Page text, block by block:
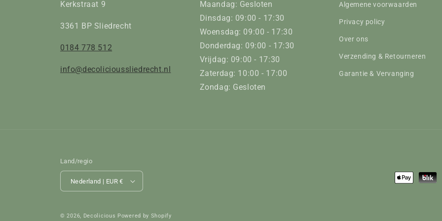
Kerkstraat 9
3361 BP Sliedrecht
0184 778 512
info@decolicioussliedrecht.nl
Maandag: Gesloten
Dinsdag: 09:00 - 17:30
Woensdag: 09:00 - 17:30
Donderdag: 09:00 - 17:30
Vrijdag: 09:00 - 17:30
Zaterdag: 10:00 - 17:00
Zondag: Gesloten
Algemene voorwaarden
Privacy policy
Over ons
Verzending & Retourneren
Garantie & Vervanging
Land/regio
Nederland | EUR €
© 2026, Decolicious Powered by Shopify